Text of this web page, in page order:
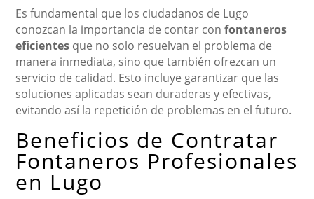
Es fundamental que los ciudadanos de Lugo
conozcan la importancia de contar confontaneros
eficientes que no solo resuelvan el problema de
manera inmediata, sino que también ofrezcan un
servicio de calidad. Esto incluye garantizar que las
soluciones aplicadas sean duraderas y efectivas,
evitando así la repetición de problemas en el futuro.
Beneficios de Contratar
Fontaneros Profesionales
en Lugo